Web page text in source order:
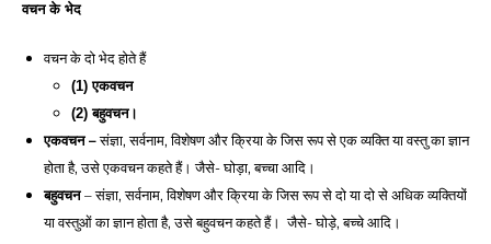
वचन के भेद
वचन के दो भेद होते हैं
(1) एकवचन
(2) बहुवचन।
एकवचन – संज्ञा, सर्वनाम, विशेषण और क्रिया के जिस रूप से एक व्यक्ति या वस्तु का ज्ञान
होता है, उसे एकवचन कहते हैं। जैसे- घोड़ा, बच्चा आदि।
बहुवचन – संज्ञा, सर्वनाम, विशेषण और क्रिया के जिस रूप से दो या दो से अधिक व्यक्तियों
या वस्तुओं का ज्ञान होता है, उसे बहुवचन कहते हैं। जैसे- घोड़े, बच्चे आदि।